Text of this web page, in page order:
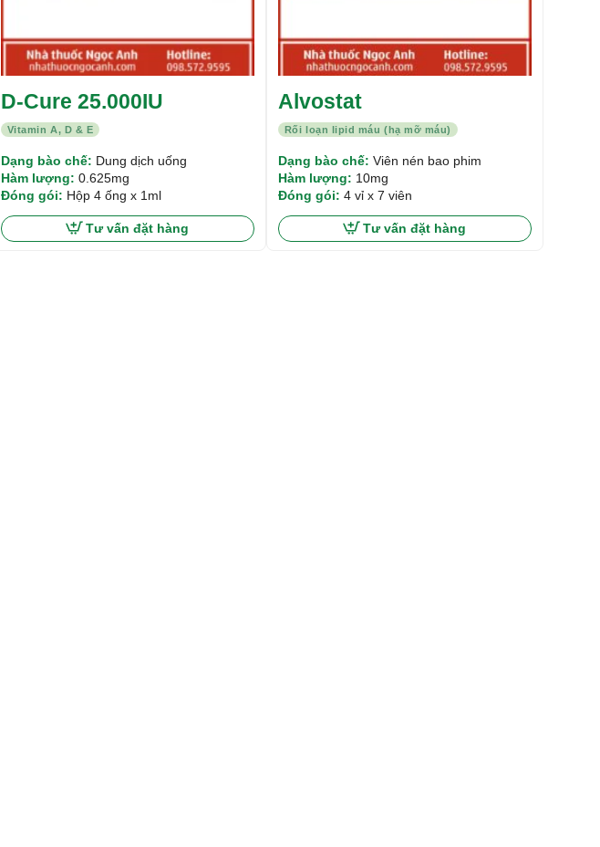
Vitamin A, D & E
D-Cure 25.000IU
Dạng bào chế: Dung dịch uống
Hàm lượng: 0.625mg
Đóng gói: Hộp 4 ống x 1ml
Tư vấn đặt hàng
Rối loạn lipid máu (hạ mỡ máu)
Alvostat
Dạng bào chế: Viên nén bao phim
Hàm lượng: 10mg
Đóng gói: 4 vỉ x 7 viên
Tư vấn đặt hàng